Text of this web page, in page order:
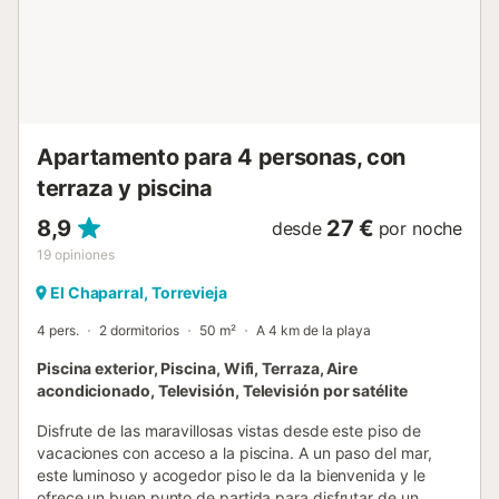
beautiful port of Santa ...
Apartamento para 4 personas, con
terraza y piscina
8,9
19 opiniones
desde 27 € por noche
El Chaparral, Torrevieja
4 pers. 2 dormitorios 50 m² A 4 km de la playa
Piscina exterior, Piscina, Wifi, Terraza, Aire
acondicionado, Televisión, Televisión por satélite
Disfrute de las maravillosas vistas desde este piso de
vacaciones con acceso a la piscina. A un paso del mar,
este luminoso y acogedor piso le da la bienvenida y le